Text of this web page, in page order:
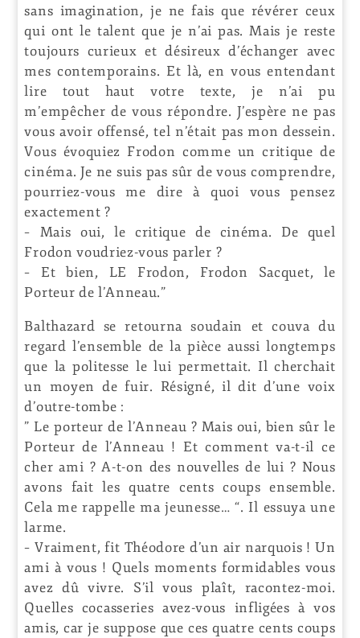
sans imagination, je ne fais que révérer ceux
qui ont le talent que je n’ai pas. Mais je reste
toujours curieux et désireux d’échanger avec
mes contemporains. Et là, en vous entendant
lire tout haut votre texte, je n’ai pu
m’empêcher de vous répondre. J’espère ne pas
vous avoir offensé, tel n’était pas mon dessein.
Vous évoquiez Frodon comme un critique de
cinéma. Je ne suis pas sûr de vous comprendre,
pourriez-vous me dire à quoi vous pensez
exactement ?
– Mais oui, le critique de cinéma. De quel
Frodon voudriez-vous parler ?
– Et bien, LE Frodon, Frodon Sacquet, le
Porteur de l’Anneau.”
Balthazard se retourna soudain et couva du
regard l’ensemble de la pièce aussi longtemps
que la politesse le lui permettait. Il cherchait
un moyen de fuir. Résigné, il dit d’une voix
d’outre-tombe :
” Le porteur de l’Anneau ? Mais oui, bien sûr le
Porteur de l’Anneau ! Et comment va-t-il ce
cher ami ? A-t-on des nouvelles de lui ? Nous
avons fait les quatre cents coups ensemble.
Cela me rappelle ma jeunesse… “. Il essuya une
larme.
– Vraiment, fit Théodore d’un air narquois ! Un
ami à vous ! Quels moments formidables vous
avez dû vivre. S’il vous plaît, racontez-moi.
Quelles cocasseries avez-vous infligées à vos
amis, car je suppose que ces quatre cents coups